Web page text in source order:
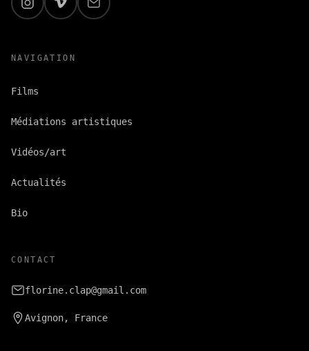
NAVIGATION
Films
Médiations artistiques
Vidéos/art
Actualités
Bio
CONTACT
florine.clap@gmail.com
Avignon, France